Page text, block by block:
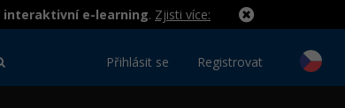
interaktivní e-learning. Zjisti více:
Přihlásit se Registrovat